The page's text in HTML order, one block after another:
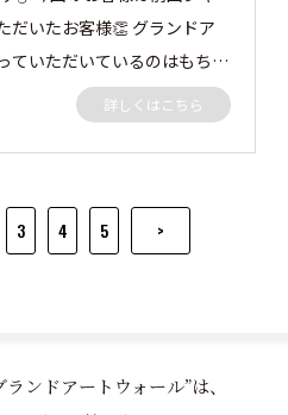
だいたお客様👏 グランドア
ていただいているのはもちろ
アガラの滝付きの水槽にバ
なりむつかしかったですが
ガラの裏側のポンプも隠すた
。 グランドアートウォール
ラーG1000 グランドアー
詳しくはこちら
3 4 5 >
ドアートウォール”は、